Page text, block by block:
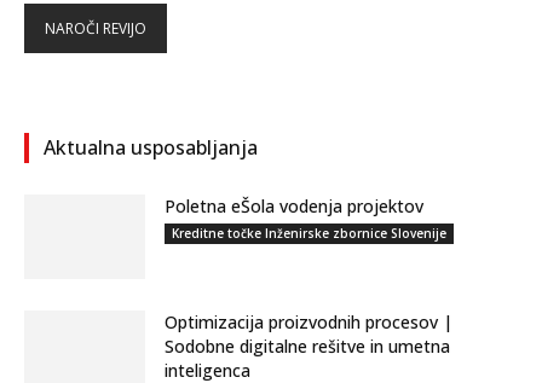
NAROČI REVIJO
Aktualna usposabljanja
Poletna eŠola vodenja projektov
Kreditne točke Inženirske zbornice Slovenije
Optimizacija proizvodnih procesov |
Sodobne digitalne rešitve in umetna
inteligenca